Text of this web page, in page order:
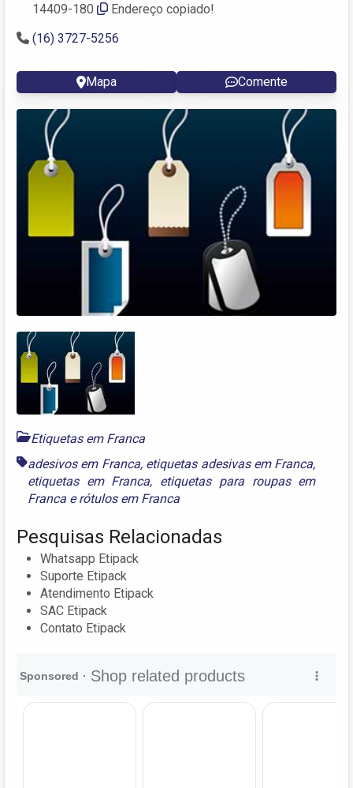
14409-180
Endereço copiado!
(16) 3727-5256
Mapa Comente
Etiquetas em Franca
adesivos em Franca, etiquetas adesivas em Franca,
etiquetas em Franca, etiquetas para roupas em
Franca erótulos em Franca
Pesquisas Relacionadas
Whatsapp Etipack
Suporte Etipack
Atendimento Etipack
SAC Etipack
Contato Etipack